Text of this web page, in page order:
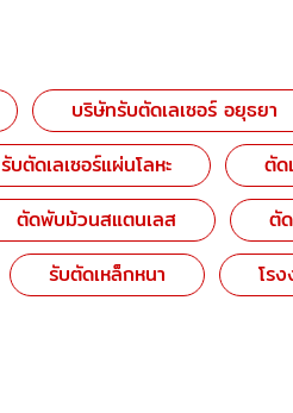
บริษัทรับตัดเลเซอร์ อยุธยา
รับตัดเลเซอร์แผ่นโลหะ ตัด
ตัดพับม้วนสแตนเลส ตั
รับตัดเหล็กหนา โร